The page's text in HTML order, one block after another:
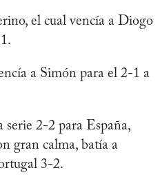
el cual vencía a Diogo
a Simón para el 2-1 a
serie 2-2 para España,
gran calma, batía a
3-2.